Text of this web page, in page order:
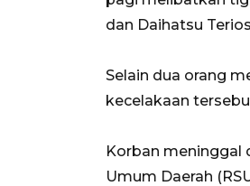
dan Daihatsu
Selain dua orang
kecelakaan
Korban meninggal
Umum Daerah